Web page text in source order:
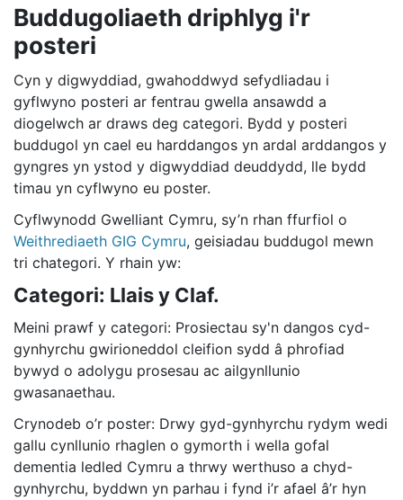
Buddugoliaeth driphlyg i'r
posteri
Cyn y digwyddiad, gwahoddwyd sefydliadau i
gyflwyno posteri ar fentrau gwella ansawdd a
diogelwch ar draws deg categori. Bydd y posteri
buddugol yn cael eu harddangos yn ardal arddangos y
gyngres yn ystod y digwyddiad deuddydd, lle bydd
timau yn cyflwyno eu poster.
Cyflwynodd Gwelliant Cymru, sy’n rhan ffurfiol o
Weithrediaeth GIG Cymru, geisiadau buddugol mewn
tri chategori. Y rhain yw:
Categori: Llais y Claf.
Meini prawf y categori: Prosiectau sy'n dangos cyd-
gynhyrchu gwirioneddol cleifion sydd â phrofiad
bywyd o adolygu prosesau ac ailgynllunio
gwasanaethau.
Crynodeb o’r poster: Drwy gyd-gynhyrchu rydym wedi
gallu cynllunio rhaglen o gymorth i wella gofal
dementia ledled Cymru a thrwy werthuso a chyd-
gynhyrchu, byddwn yn parhau i fynd i’r afael â’r hyn